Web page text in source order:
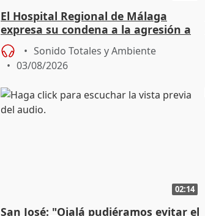
El Hospital Regional de Málaga
expresa su condena a la agresión a
dos enfermeras de Urgencias
Sonido Totales y Ambiente
03/08/2026
02:14
San José: "Ojalá pudiéramos evitar el